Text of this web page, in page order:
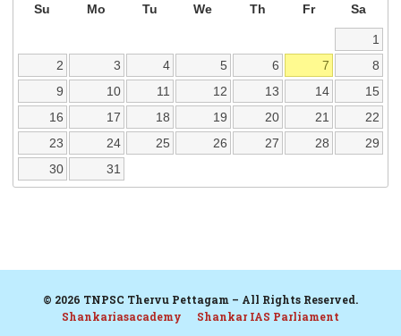
Su Mo Tu We Th Fr Sa
1
2
3 4 5 6 7
8
9
10 11 12 13 14
15
16
17 18 19 20 21
22
23
24 25 26 27 28
29
30
31
© 2026 TNPSC Thervu Pettagam – All Rights Reserved.
Shankariasacademy
Shankar IAS Parliament